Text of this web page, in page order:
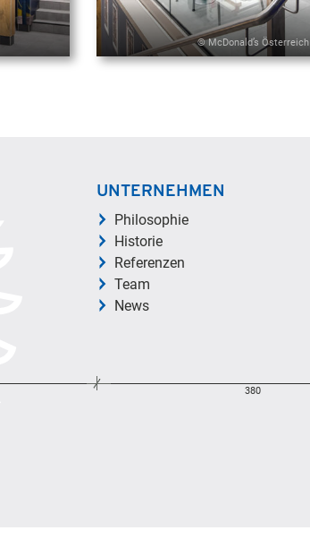
© McDonald’s Österreich
UNTERNEHMEN
Philosophie
Historie
Referenzen
Team
News
380